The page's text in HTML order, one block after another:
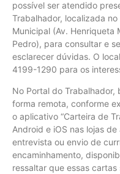
possível ser atendido
Trabalhador, localizada
Municipal (Av. Henriqueta
Pedro), para consultar e
esclarecer dúvidas. O
4199-1290 para os
No Portal do
forma remota, conforme
o aplicativo “Carteira de
Android e iOS nas lojas
entrevista ou envio de
encaminhamento,
ressaltar que essas cartas